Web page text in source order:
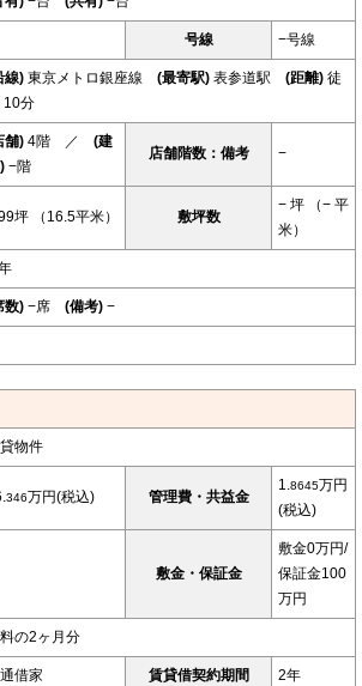
号線 −号線
線) 東京メトロ銀座線 (最寄駅) 表参道駅 (距離) 徒
10分
舗) 4階 ／ (建
−階
店舗階数：備考 −
坪 （16.5平米） 敷坪数
− 坪 （− 平
米）
数) −席 (備考) −
物件
346万円(税込) 管理費・共益金
1.8645万円
(税込)
敷金・保証金
敷金0万円/
保証金100
万円
の2ヶ月分
借家 賃貸借契約期間 2年